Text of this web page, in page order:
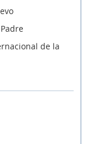
de la